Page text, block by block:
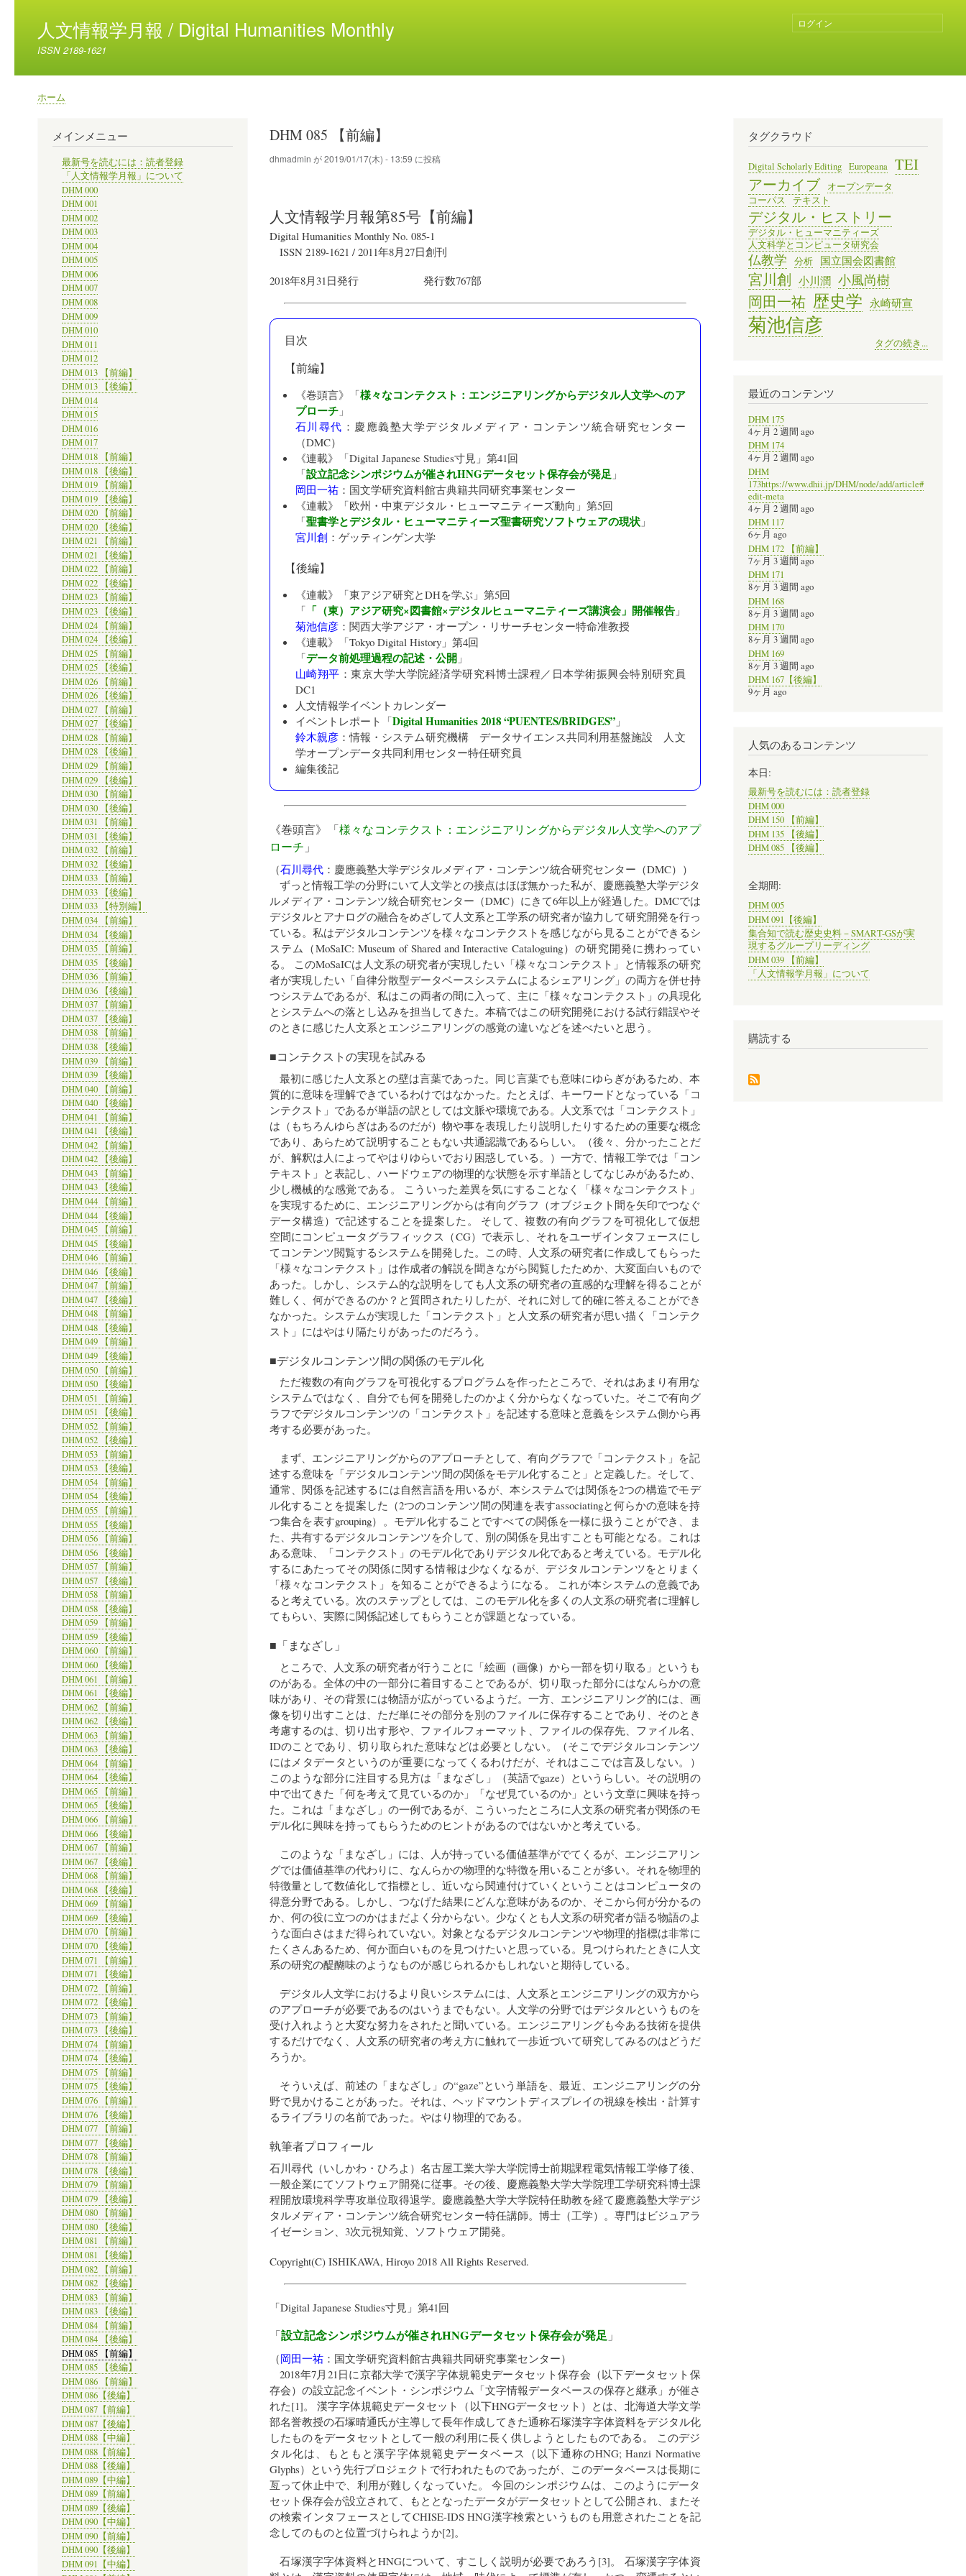
人文情報学月報 / Digital Humanities Monthly
ISSN 2189-1621
ユ
ー
ン
ト
メ
ニ
ュ
ー
ログイン
パ
ホーム
DHM 085 【前編】
dhmadmin が2019/01/17(木) - 13:59 に投稿
人文情報学月報第85号【前編】
Digital Humanities Monthly No. 085-1
ISSN 2189-1621 /2011年8月27日創刊
2018年8月31日発行 発行数767部
目次
【前編】
《巻頭言》「様々なコンテクスト：エンジニアリングからデジタル人文学へのア
プローチ」
石川尋代 ： 慶應義塾大学デジタルメディア・コンテンツ統合研究センター
（DMC）
《連載》「Digital Japanese Studies寸見 」第41回
「設立記念シンポジウムが催されHNGデータセット保存会が発足」
岡田一祐： 国文学研究資料館古典籍共同研究事業センター
《連載》「欧州・中東デジタル・ヒューマニティーズ動向 」第5回
「聖書学とデジタル・ヒューマニティーズ聖書研究ソフトウェアの現状」
宮川創： ゲッティンゲン大学
【後編】
《連載》「東アジア研究とDHを学ぶ 」第5回
「 「（東）アジア研究×図書館×デジタルヒューマニティーズ講演会」開催報告」
菊池信彦： 関西大学アジア・オープン・リサーチセンター特命准教授
《連載》「Tokyo Digital History」第4回
「データ前処理過程の記述・公開」
山崎翔平 ：東京大学大学院経済学研究科博士課程／日本学術振興会特別研究員
DC1
人文情報学イベントカレンダー
イベントレポート「Digital Humanities 2018 “PUENTES/BRIDGES”」
鈴木親彦：情報・システム研究機構 データサイエンス共同利用基盤施設 人文
学オープンデータ共同利用センター特任研究員
編集後記
《巻頭言》「様々なコンテクスト：エンジニアリングからデジタル人文学へのアプ
ローチ 」
（石川尋代： 慶應義塾大学デジタルメディア・コンテンツ統合研究センター（DMC） ）
ずっと情報工学の分野にいて人文学との接点はほぼ無かった私が、慶應義塾大学デジタ
ルメディア・コンテンツ統合研究センター（DMC）にきて6年以上が経過した。DMCでは
デジタルとアナログの融合をめざして人文系と工学系の研究者が協力して研究開発を行っ
ている。私はデジタルコンテンツを様々なコンテクストを感じながら見ることができるシ
ステム（MoSaIC: Museum of Shared and Interactive Cataloguing）の研究開発に携わってい
る。 このMoSaICは人文系の研究者が実現したい「様々なコンテクスト」と情報系の研究
者が実現したい「自律分散型データベースシステムによるシェアリング」の両方を併せ持
つシステムであるが、私はこの両者の間に入って、主に「様々なコンテクスト」の具現化
とシステムへの落とし込みを担当してきた。本稿ではこの研究開発における試行錯誤やそ
のときに感じた人文系とエンジニアリングの感覚の違いなどを述べたいと思う。
■コンテクストの実現を試みる
最初に感じた人文系との壁は言葉であった。同じ言葉でも意味にゆらぎがあるため、本
質的に意味を理解できているわけではなかった。たとえば、キーワードとなっている「コ
ンテクスト」であるが単語の訳としては文脈や環境である。人文系では「コンテクスト」
は（もちろんゆらぎはあるのだが）物や事を表現したり説明したりするための重要な概念
であり、あらためて説明することもない共通認識であるらしい。（後々、分かったことだ
が、解釈は人によってやはりゆらいでおり困惑している。）一方で、情報工学では「コン
テキスト」と表記し、ハードウェアの物理的な状態を示す単語としてなじみがあるため、
少し機械的な感覚である。 こういった差異を気にすることなく「様々なコンテクスト」
を実現するために、エンジニアリングからは有向グラフ（オブジェクト間を矢印でつなぐ
データ構造）で記述することを提案した。 そして、複数の有向グラフを可視化して仮想
空間にコンピュータグラフィックス（CG）で表示し、それをユーザインタフェースにし
てコンテンツ閲覧するシステムを開発した。この時、人文系の研究者に作成してもらった
「様々なコンテクスト」は作成者の解説を聞きながら閲覧したためか、大変面白いもので
あった。しかし、システム的な説明をしても人文系の研究者の直感的な理解を得ることが
難しく、何ができるのか？と質問されたりしたが、それに対して的確に答えることができ
なかった。システムが実現した「コンテクスト」と人文系の研究者が思い描く「コンテク
スト」にはやはり隔たりがあったのだろう。
■デジタルコンテンツ間の関係のモデル化
ただ複数の有向グラフを可視化するプログラムを作ったところで、それはあまり有用な
システムではなく、自分でも何を開発したのかよく分からなくなっていた。そこで有向グ
ラフでデジタルコンテンツの「コンテクスト」を記述する意味と意義をシステム側から再
考する必要があった。
まず、エンジニアリングからのアプローチとして、有向グラフで「コンテクスト」を記
述する意味を「デジタルコンテンツ間の関係をモデル化すること」と定義した。そして、
通常、関係を記述するには自然言語を用いるが、本システムでは関係を2つの構造でモデ
ル化することを提案した（2つのコンテンツ間の関連を表すassociatingと何らかの意味を持
つ集合を表すgrouping）。モデル化することですべての関係を一様に扱うことができ、ま
た、共有するデジタルコンテンツを介して、別の関係を見出すことも可能となる。これは
ある意味、「コンテクスト」のモデル化でありデジタル化であると考えている。モデル化
するにあたってその関係に関する情報は少なくなるが、デジタルコンテンツをとりまく
「様々なコンテクスト」を知ることができるようになる。 これが本システムの意義であ
ると考えている。次のステップとしては、このモデル化を多くの人文系の研究者に理解し
てもらい、実際に関係記述してもらうことが課題となっている。
■「まなざし」
ところで、人文系の研究者が行うことに「絵画（画像）から一部を切り取る」というも
のがある。全体の中の一部分に着目することであるが、切り取った部分にはなんらかの意
味があり、その背景には物語が広がっているようだ。一方、エンジニアリング的には、画
像を切り出すことは、ただ単にその部分を別のファイルに保存することであり、そのとき
考慮するのは、切り出す形や、ファイルフォーマット、ファイルの保存先、ファイル名、
IDのことであり、切り取られた意味などは必要としない。（そこでデジタルコンテンツ
にはメタデータというのが重要になってくるわけだが、それはここでは言及しない。）
このような部分に注目する見方は「まなざし」（英語でgaze）というらしい。その説明の
中で出てきた「何を考えて見ているのか」「なぜ見ているのか」という文章に興味を持っ
た。これは「まなざし」の一例であるが、こういったところに人文系の研究者が関係のモ
デル化に興味を持ってもらうためのヒントがあるのではないかと考えている。
このような「まなざし」には、人が持っている価値基準がでてくるが、エンジニアリン
グでは価値基準の代わりに、なんらかの物理的な特徴を用いることが多い。それを物理的
特徴量として数値化して指標とし、近いなら関連付けていくということはコンピュータの
得意分野である。しかし、つなげた結果にどんな意味があるのか、そこから何が分かるの
か、何の役に立つのかはまだよく分からない。少なくとも人文系の研究者が語る物語のよ
うな面白さはまだ得られていない。対象となるデジタルコンテンツや物理的指標は非常に
たくさんあるため、何か面白いものを見つけたいと思っている。見つけられたときに人文
系の研究の醍醐味のようなものが感じられるかもしれないと期待している。
デジタル人文学におけるより良いシステムには、人文系とエンジニアリングの双方から
のアプローチが必要であるのはいうまでもない。人文学の分野ではデジタルというものを
受け入れようと大変な努力をされたと聞いている。エンジニアリングも今ある技術を提供
するだけでなく、人文系の研究者の考え方に触れて一歩近づいて研究してみるのはどうだ
ろうか。
そういえば、前述の「まなざし」の“gaze”という単語を、最近、エンジニアリングの分
野で見かけることがあった。それは、ヘッドマウントディスプレイの視線を検出・計算す
るライブラリの名前であった。やはり物理的である。
執筆者プロフィール
石川尋代（いしかわ・ひろよ）名古屋工業大学大学院博士前期課程電気情報工学修了後、
一般企業にてソフトウェア開発に従事。その後、慶應義塾大学大学院理工学研究科博士課
程開放環境科学専攻単位取得退学。慶應義塾大学大学院特任助教を経て慶應義塾大学デジ
タルメディア・コンテンツ統合研究センター特任講師。博士（工学）。専門はビジュアラ
イゼーション、3次元視知覚、ソフトウェア開発。
Copyright(C) ISHIKAWA, Hiroyo 2018 All Rights Reserved.
「Digital Japanese Studies寸見 」第41回
「設立記念シンポジウムが催されHNGデータセット保存会が発足」
（岡田一祐： 国文学研究資料館古典籍共同研究事業センター）
2018年7月21日に京都大学で漢字字体規範史データセット保存会（以下データセット保
存会）の設立記念イベント・シンポジウム「文字情報データベースの保存と継承」が催さ
れた[1]。 漢字字体規範史データセット（以下HNGデータセット）とは、北海道大学文学
部名誉教授の石塚晴通氏が主導して長年作成してきた通称石塚漢字字体資料をデジタル化
したものをデータセットとして一般の利用に長く供しようとしたものである。 このデジ
タル化は、もともと漢字字体規範史データベース（以下通称のHNG; Hanzi Normative
Glyphs）という先行プロジェクトで行われたものであったが、このデータベースは長期に
亙って休止中で、利用が難しくなっていた。 今回のシンポジウムは、このようにデータ
セット保存会が設立されて、もととなったデータがデータセットとして公開され、またそ
の検索インタフェースとしてCHISE-IDS HNG漢字検索というものも用意されたことを記
念してのものと位置づけられようか[2]。
石塚漢字字体資料とHNGについて、すこしく説明が必要であろう[3]。 石塚漢字字体資
メインメニュー
最新号を読むには：読者登録
「人文情報学月報」について
DHM 000
DHM 001
DHM 002
DHM 003
DHM 004
DHM 005
DHM 006
DHM 007
DHM 008
DHM 009
DHM 010
DHM 011
DHM 012
DHM 013 【前編】
DHM 013 【後編】
DHM 014
DHM 015
DHM 016
DHM 017
DHM 018 【前編】
DHM 018 【後編】
DHM 019 【前編】
DHM 019 【後編】
DHM 020 【前編】
DHM 020 【後編】
DHM 021 【前編】
DHM 021 【後編】
DHM 022 【前編】
DHM 022 【後編】
DHM 023 【前編】
DHM 023 【後編】
DHM 024 【前編】
DHM 024 【後編】
DHM 025 【前編】
DHM 025 【後編】
DHM 026 【前編】
DHM 026 【後編】
DHM 027 【前編】
DHM 027 【後編】
DHM 028 【前編】
DHM 028 【後編】
DHM 029 【前編】
DHM 029 【後編】
DHM 030 【前編】
DHM 030 【後編】
DHM 031 【前編】
DHM 031 【後編】
DHM 032 【前編】
DHM 032 【後編】
DHM 033 【前編】
DHM 033 【後編】
DHM 033 【特別編】
DHM 034 【前編】
DHM 034 【後編】
DHM 035 【前編】
DHM 035 【後編】
DHM 036 【前編】
DHM 036 【後編】
DHM 037 【前編】
DHM 037 【後編】
DHM 038 【前編】
DHM 038 【後編】
DHM 039 【前編】
DHM 039 【後編】
DHM 040 【前編】
DHM 040 【後編】
DHM 041 【前編】
DHM 041 【後編】
DHM 042 【前編】
DHM 042 【後編】
DHM 043 【前編】
DHM 043 【後編】
DHM 044 【前編】
DHM 044 【後編】
DHM 045 【前編】
DHM 045 【後編】
DHM 046 【前編】
DHM 046 【後編】
DHM 047 【前編】
DHM 047 【後編】
DHM 048 【前編】
DHM 048 【後編】
DHM 049 【前編】
DHM 049 【後編】
DHM 050 【前編】
DHM 050 【後編】
DHM 051 【前編】
DHM 051 【後編】
DHM 052 【前編】
DHM 052 【後編】
DHM 053 【前編】
DHM 053 【後編】
DHM 054 【前編】
DHM 054 【後編】
DHM 055 【前編】
DHM 055 【後編】
DHM 056 【前編】
DHM 056 【後編】
DHM 057 【前編】
DHM 057 【後編】
DHM 058 【前編】
DHM 058 【後編】
DHM 059 【前編】
DHM 059 【後編】
DHM 060 【前編】
DHM 060 【後編】
DHM 061 【前編】
DHM 061 【後編】
DHM 062 【前編】
DHM 062 【後編】
DHM 063 【前編】
DHM 063 【後編】
DHM 064 【前編】
DHM 064 【後編】
DHM 065 【前編】
DHM 065 【後編】
DHM 066 【前編】
DHM 066 【後編】
DHM 067 【前編】
DHM 067 【後編】
DHM 068 【前編】
DHM 068 【後編】
DHM 069 【前編】
DHM 069 【後編】
DHM 070 【前編】
DHM 070 【後編】
DHM 071 【前編】
DHM 071 【後編】
DHM 072 【前編】
DHM 072 【後編】
DHM 073 【前編】
DHM 073 【後編】
DHM 074 【前編】
DHM 074 【後編】
DHM 075 【前編】
DHM 075 【後編】
DHM 076 【前編】
DHM 076 【後編】
DHM 077 【前編】
DHM 077 【後編】
DHM 078 【前編】
DHM 078 【後編】
DHM 079 【前編】
DHM 079 【後編】
DHM 080 【前編】
DHM 080 【後編】
DHM 081 【前編】
DHM 081 【後編】
DHM 082 【前編】
DHM 082 【後編】
DHM 083 【前編】
DHM 083 【後編】
DHM 084 【前編】
DHM 084 【後編】
DHM 085 【前編】
DHM 085 【後編】
DHM 086 【前編】
DHM 086【後編】
DHM 087【前編】
DHM 087【後編】
DHM 088【中編】
DHM 088【前編】
DHM 088【後編】
DHM 089【中編】
DHM 089【前編】
DHM 089【後編】
DHM 090【中編】
DHM 090【前編】
DHM 090【後編】
DHM 091【中編】
タグクラウド
Digital Scholarly Editing Europeana
TEI
アーカイブ
オープンデータ
コーパス
テキスト
デジタル・ヒストリー
デジタル・ヒューマニティーズ
人文科学とコンピュータ研究会
仏教学 分析 国立国会図書館
宮川創 小川潤 小風尚樹
岡田一祐 歴史学 永崎研宣
菊池信彦
タグの続き...
最近のコンテンツ
DHM 175
4ヶ月 2 週間 ago
DHM 174
4ヶ月 2 週間 ago
DHM
173https://www.dhii.jp/DHM/node/add/article#
edit-meta
4ヶ月 2 週間 ago
DHM 117
6ヶ月 ago
DHM 172 【前編】
7ヶ月 3 週間 ago
DHM 171
8ヶ月 3 週間 ago
DHM 168
8ヶ月 3 週間 ago
DHM 170
8ヶ月 3 週間 ago
DHM 169
8ヶ月 3 週間 ago
DHM 167【後編】
9ヶ月 ago
人気のあるコンテンツ
本日:
最新号を読むには：読者登録
DHM 000
DHM 150 【前編】
DHM 135 【後編】
DHM 085 【後編】
全期間:
DHM 005
DHM 091【後編】
集合知で読む歴史史料－SMART-GSが実
現するグループリーディング
DHM 039 【前編】
「人文情報学月報」について
購読する